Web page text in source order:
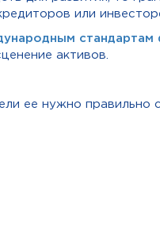
или
активов.
ее нужно